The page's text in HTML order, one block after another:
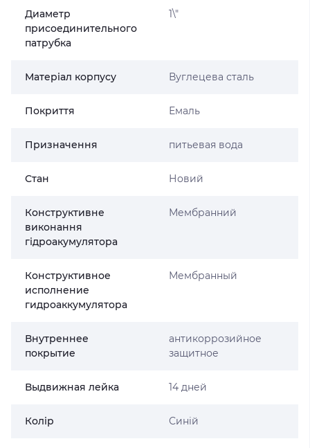
Диаметр
присоединительного
патрубка
1\"
Матеріал корпусу Вуглецева сталь
Покриття Емаль
Призначення питьевая вода
Стан Новий
Конструктивне
виконання
гідроакумулятора
Мембранний
Конструктивное
исполнение
гидроаккумулятора
Мембранный
Внутреннее
покрытие
антикоррозийное
защитное
Выдвижная лейка 14 дней
Колір Синій